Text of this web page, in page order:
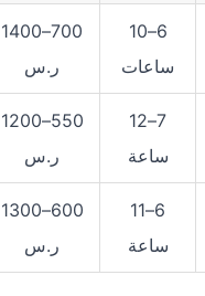
6–10
ساعات
700–1400
ر.س
7–12
ساعة
550–1200
ر.س
6–11
ساعة
600–1300
ر.س